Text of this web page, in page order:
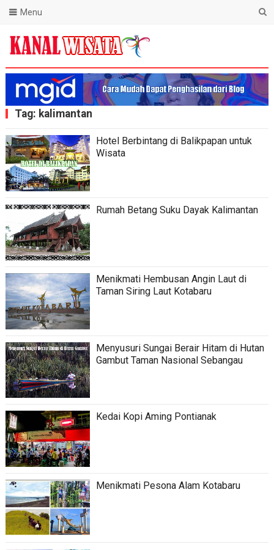
Blog Kanal Wisata
Menu
Tag: kalimantan
Hotel Berbintang di Balikpapan untuk
Wisata
Rumah Betang Suku Dayak Kalimantan
Menikmati Hembusan Angin Laut di
Taman Siring Laut Kotabaru
Menyusuri Sungai Berair Hitam di Hutan
Gambut Taman Nasional Sebangau
Kedai Kopi Aming Pontianak
Menikmati Pesona Alam Kotabaru